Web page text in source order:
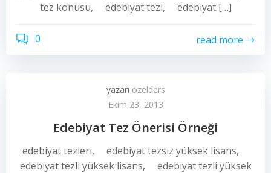
tez konusu, edebiyat tezi, edebiyat […]
0 read more
yazarı ozelders
Ekim 23, 2013
Edebiyat Tez Önerisi Örneği
edebiyat tezleri, edebiyat tezsiz yüksek lisans,
edebiyat tezli yüksek lisans, edebiyat tezli yüksek